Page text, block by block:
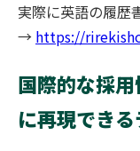
実際に英語の履歴
→ https://
国際的な採
に再現でき